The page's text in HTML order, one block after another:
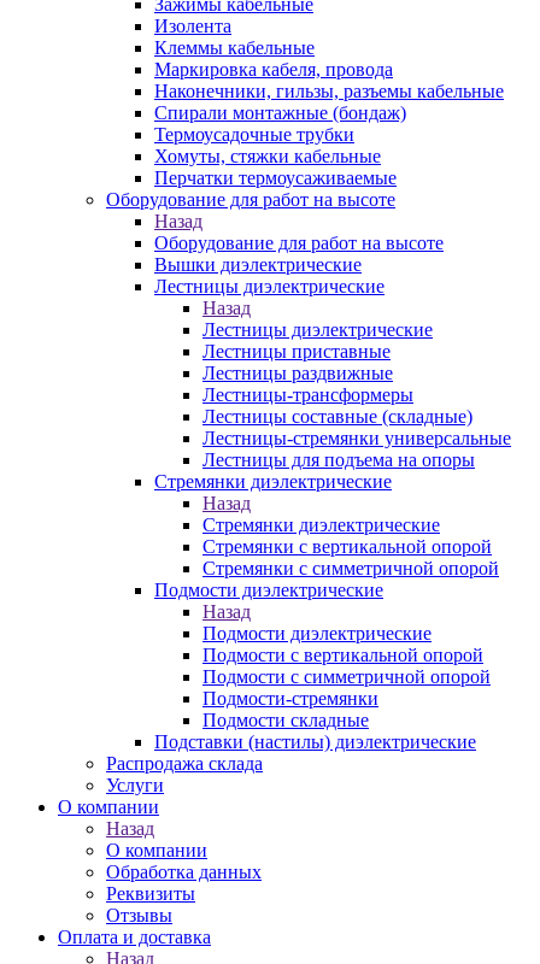
Зажимы кабельные
Изолента
Клеммы кабельные
Маркировка кабеля, провода
Наконечники, гильзы, разъемы кабельные
Спирали монтажные (бондаж)
Термоусадочные трубки
Хомуты, стяжки кабельные
Перчатки термоусаживаемые
Оборудование для работ на высоте
Назад
Оборудование для работ на высоте
Вышки диэлектрические
Лестницы диэлектрические
Назад
Лестницы диэлектрические
Лестницы приставные
Лестницы раздвижные
Лестницы-трансформеры
Лестницы составные (складные)
Лестницы-стремянки универсальные
Лестницы для подъема на опоры
Стремянки диэлектрические
Назад
Стремянки диэлектрические
Стремянки с вертикальной опорой
Стремянки с симметричной опорой
Подмости диэлектрические
Назад
Подмости диэлектрические
Подмости с вертикальной опорой
Подмости с симметричной опорой
Подмости-стремянки
Подмости складные
Подставки (настилы) диэлектрические
Распродажа склада
Услуги
О компании
Назад
О компании
Обработка данных
Реквизиты
Отзывы
Оплата и доставка
Назад